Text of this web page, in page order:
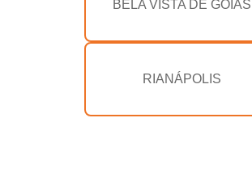
BELA VISTA DE GOIÁS
RIANÁPOLIS